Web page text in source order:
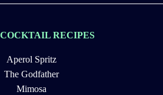
RECIPES
Aperol Spritz
The Godfather
Mimosa